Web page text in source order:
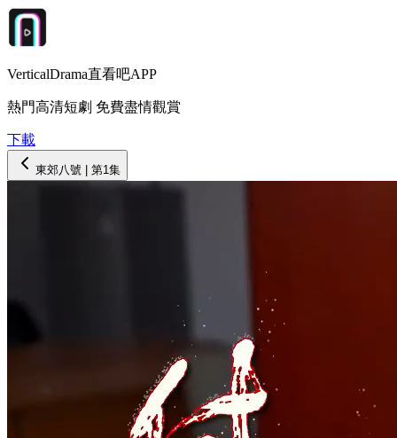
VerticalDrama直看吧APP
熱門高清短劇 免費盡情觀賞
下載
東郊八號 | 第1集